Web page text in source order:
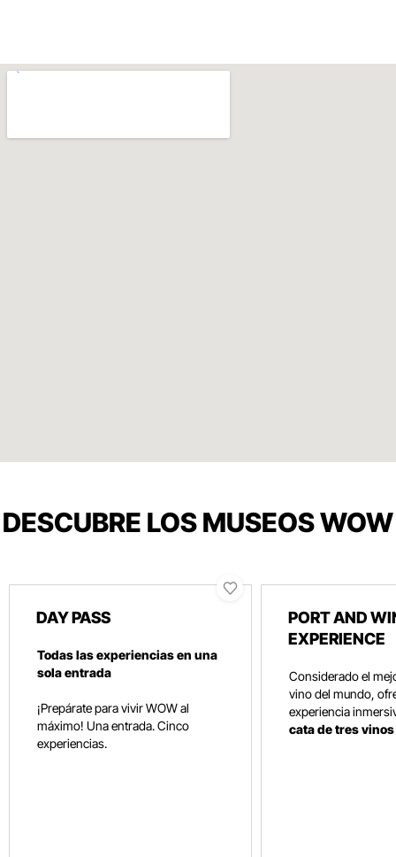
DESCUBRE LOS MUSEOS WOW
DAY PASS
Todas las experiencias en una
sola entrada
¡Prepárate para vivir WOW al
máximo! Una entrada. Cinco
experiencias.
PORT AND
EXPERIENCE
Considerado el
vino del mundo,
experiencia
cata de tres